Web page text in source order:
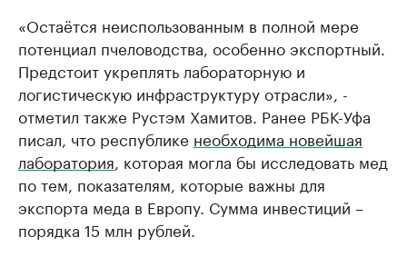
«Остаётся неиспользованным в полной мере
потенциал пчеловодства, особенно экспортный.
Предстоит укреплять лабораторную и
логистическую инфраструктуру отрасли», -
отметил также Рустэм Хамитов. Ранее РБК-Уфа
писал, что республике необходима новейшая
лаборатория, которая могла бы исследовать мед
по тем, показателям, которые важны для
экспорта меда в Европу. Сумма инвестиций –
порядка 15 млн рублей.